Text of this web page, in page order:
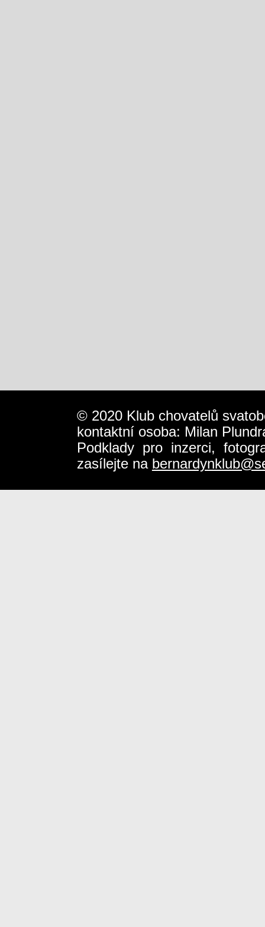
© 2020 Klub chovatelů
kontaktní osoba: Milan
Podklady pro inzerci,
zasílejte na